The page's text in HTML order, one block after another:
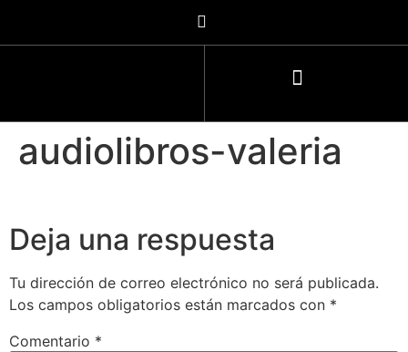
audiolibros-valeria
Deja una respuesta
Tu dirección de correo electrónico no será publicada.
Los campos obligatorios están marcados con *
Comentario *